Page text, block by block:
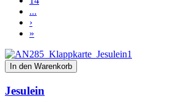
...
›
»
In den Warenkorb
Jesulein